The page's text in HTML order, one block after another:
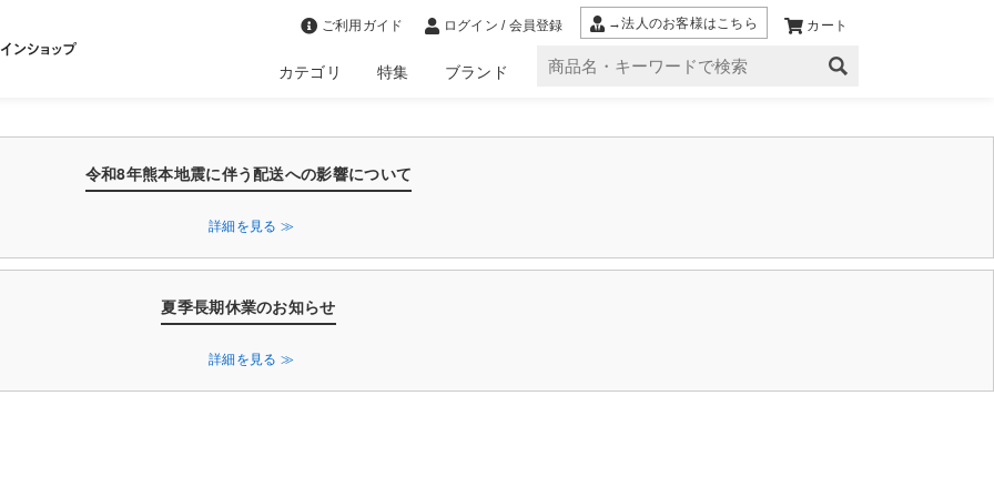
ご利用ガイド ログイン / 会員登録 →法人のお客様はこちら カート
カテゴリ 特集 ブランド
令和8年熊本地震に伴う配送への影響について
詳細を見る ≫
夏季長期休業のお知らせ
詳細を見る ≫